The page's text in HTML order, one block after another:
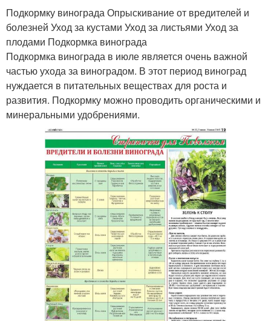
Подкормку винограда Опрыскивание от вредителей и
болезней Уход за кустами Уход за листьями Уход за
плодами Подкормка винограда
Подкормка винограда в июле является очень важной
частью ухода за виноградом. В этот период виноград
нуждается в питательных веществах для роста и
развития. Подкормку можно проводить органическими и
минеральными удобрениями.